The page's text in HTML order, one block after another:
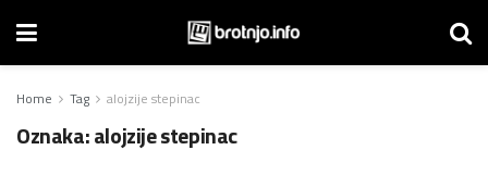
Home Tag alojzije stepinac
Oznaka:alojzije stepinac